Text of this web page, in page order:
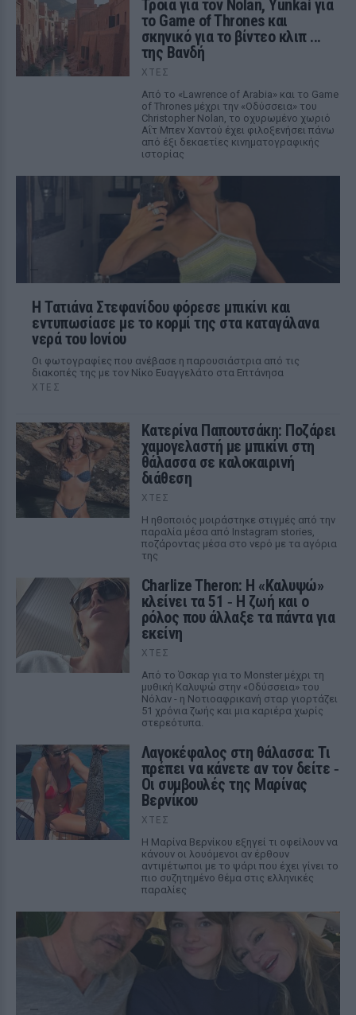
Τροία για τον Nolan, Yunkai για
το Game of Thrones και
σκηνικό για το βίντεο κλιπ ...
της Βανδή
ΧΤΕΣ
Από το «Lawrence of Arabia» και το Game
of Thrones μέχρι την «Οδύσσεια» του
Christopher Nolan, το οχυρωμένο χωριό
Αΐτ Μπεν Χαντού έχει φιλοξενήσει πάνω
από έξι δεκαετίες κινηματογραφικής
ιστορίας
Η Τατιάνα Στεφανίδου φόρεσε μπικίνι και
εντυπωσίασε με το κορμί της στα καταγάλανα
νερά του Ιονίου
Οι φωτογραφίες που ανέβασε η παρουσιάστρια από τις
διακοπές της με τον Νίκο Ευαγγελάτο στα Επτάνησα
ΧΤΕΣ
Κατερίνα Παπουτσάκη: Ποζάρει
χαμογελαστή με μπικίνι στη
θάλασσα σε καλοκαιρινή
διάθεση
ΧΤΕΣ
Η ηθοποιός μοιράστηκε στιγμές από την
παραλία μέσα από Instagram stories,
ποζάροντας μέσα στο νερό με τα αγόρια
της
Charlize Theron: Η «Καλυψώ»
κλείνει τα 51 ‑ H ζωή και ο
ρόλος που άλλαξε τα πάντα για
εκείνη
ΧΤΕΣ
Από το Όσκαρ για το Monster μέχρι τη
μυθική Καλυψώ στην «Οδύσσεια» του
Νόλαν - η Νοτιοαφρικανή σταρ γιορτάζει
51 χρόνια ζωής και μια καριέρα χωρίς
στερεότυπα.
Λαγοκέφαλος στη θάλασσα: Τι
πρέπει να κάνετε αν τον δείτε ‑
Οι συμβουλές της Μαρίνας
Βερνίκου
ΧΤΕΣ
Η Μαρίνα Βερνίκου εξηγεί τι οφείλουν να
κάνουν οι λουόμενοι αν έρθουν
αντιμέτωποι με το ψάρι που έχει γίνει το
πιο συζητημένο θέμα στις ελληνικές
παραλίες